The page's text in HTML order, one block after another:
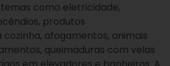
como eletricidade,
produtos
cozinha, afogamentos, animais
queimaduras com velas